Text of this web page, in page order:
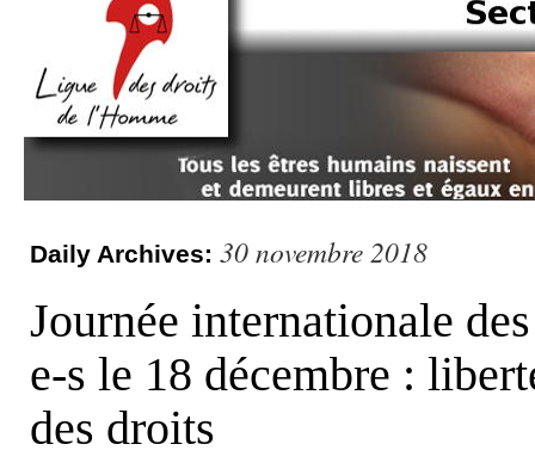
Daily Archives: 30 novembre 2018
Journée internationale
e-s le 18 décembre :
des droits